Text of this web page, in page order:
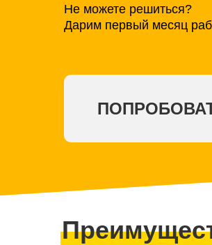
Не можете решиться?
Дарим первый месяц